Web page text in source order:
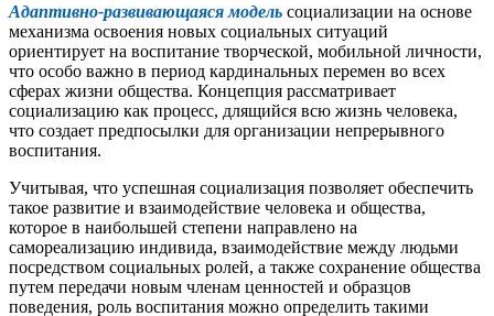
Адаптивно-развивающаяся модель социализации на основе
механизма освоения новых социальных ситуаций
ориентирует на воспитание творческой, мобильной личности,
что особо важно в период кардинальных перемен во всex
сферах жизни общества. Концепция рассматривает
социализацию как процесс, длящийся всю жизнь человека,
что создает предпосылки для организации непрерывного
воспитания.
Учитывая, что успешная социализация позволяет обеспечить
такое развитие и взаимодействие человека и общества,
которое в наибольшей степени направлено на
самореализацию индивида, взаимодействие между людьми
посредством социальных ролей, а также сохранение общества
путем передачи новым членам ценностей и образцов
поведения, роль воспитания можно определить такими